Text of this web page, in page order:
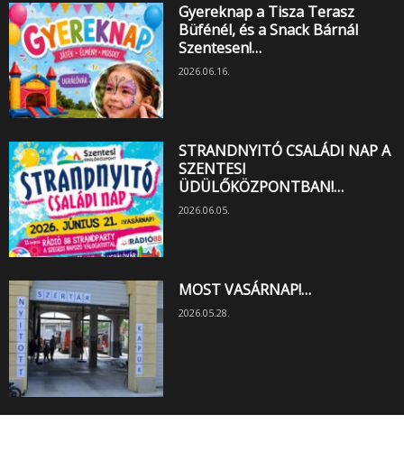
Gyereknap a Tisza Terasz
Büfénél, és a Snack Bárnál
Szentesen!…
2026.06.16.
STRANDNYITÓ CSALÁDI NAP A
SZENTESI
ÜDÜLŐKÖZPONTBAN!…
2026.06.05.
MOST VASÁRNAP!…
2026.05.28.